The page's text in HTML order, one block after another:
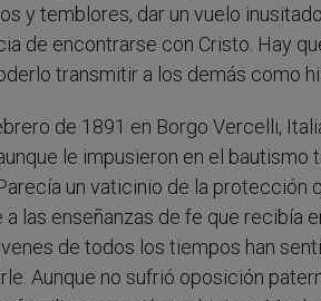
y temblores, dar un vuelo
de encontrarse con Cristo. Hay
transmitir a los demás como
de 1891 en Borgo Vercelli,
le impusieron en el
un vaticinio de la protección
a las enseñanzas de fe que recibía
de todos los tiempos han
Aunque no sufrió oposición